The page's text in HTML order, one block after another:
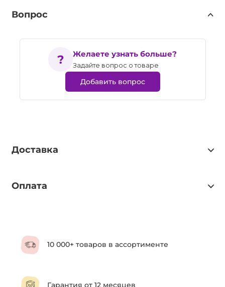
Вопрос
Желаете узнать больше?
Задайте вопрос о товаре
Добавить вопрос
Доставка
Оплата
10 000+ товаров в ассортименте
Гарантия от 12 месяцев